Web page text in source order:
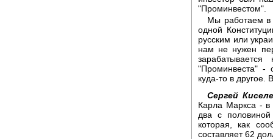
"Проминвестом".
Мы работаем в
одной
русским или
нам не нужен
"Проминвеста" -
куда-то в другое.
Сергей
Карла Маркса - в
два с
которая, как
составляет 62